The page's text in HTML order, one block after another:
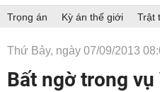
Trọng án Kỳ án thế giới Trật
Thứ Bảy, ngày 07/09/2013
Bất ngờ trong